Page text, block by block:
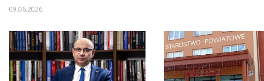
09.06.2026